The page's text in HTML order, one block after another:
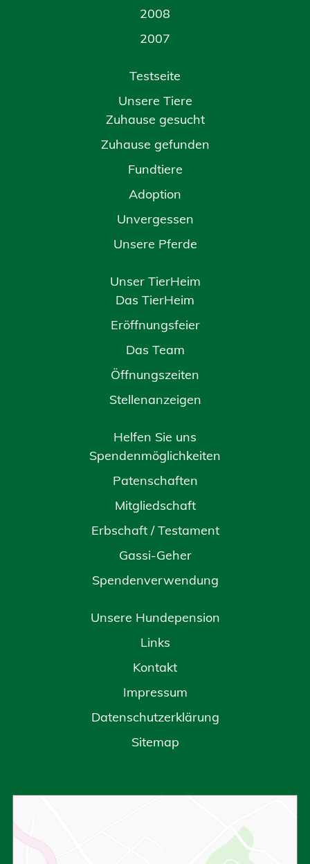
2008
2007
Testseite
Unsere Tiere
Zuhause gesucht
Zuhause gefunden
Fundtiere
Adoption
Unvergessen
Unsere Pferde
Unser TierHeim
Das TierHeim
Eröffnungsfeier
Das Team
Öffnungszeiten
Stellenanzeigen
Helfen Sie uns
Spendenmöglichkeiten
Patenschaften
Mitgliedschaft
Erbschaft / Testament
Gassi-Geher
Spendenverwendung
Unsere Hundepension
Links
Kontakt
Impressum
Datenschutzerklärung
Sitemap